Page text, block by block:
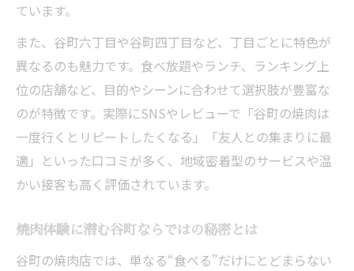
ています。
また、谷町六丁目や谷町四丁目など、丁目ごとに特色が
異なるのも魅力です。食べ放題やランチ、ランキング上
位の店舗など、目的やシーンに合わせて選択肢が豊富な
のが特徴です。実際にSNSやレビューで「谷町の焼肉は
一度行くとリピートしたくなる」「友人との集まりに最
適」といった口コミが多く、地域密着型のサービスや温
かい接客も高く評価されています。
焼肉体験に潜む谷町ならではの秘密とは
谷町の焼肉店では、単なる“食べる”だけにとどまらない